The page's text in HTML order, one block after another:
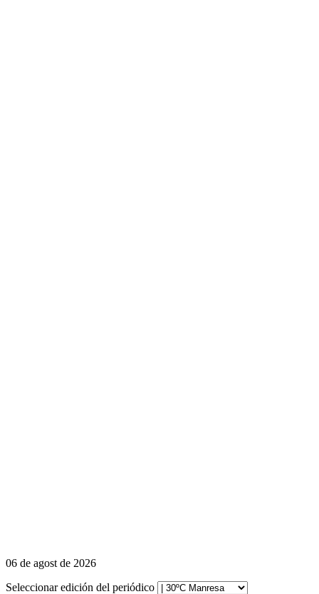
06 de agost de 2026
Seleccionar edición del periódico